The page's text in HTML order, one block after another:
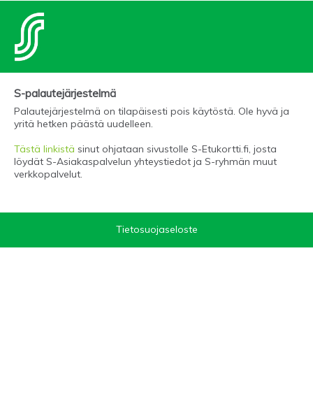
S-palautejärjestelmä
Palautejärjestelmä on tilapäisesti pois käytöstä. Ole hyvä ja
yritä hetken päästä uudelleen.
Tästä linkistä sinut ohjataan sivustolle S-Etukortti.fi, josta
löydät S-Asiakaspalvelun yhteystiedot ja S-ryhmän muut
verkkopalvelut.
Tietosuojaseloste